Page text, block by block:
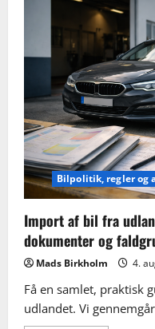
Danmark:
de
vigtigste
regler
og
typiske
fejl
for
nye
bilister
Bilpolitik, regler og
Import af bil fra
dokumenter og
Mads Birkholm 4.
Få en samlet, praktisk
udlandet. Vi